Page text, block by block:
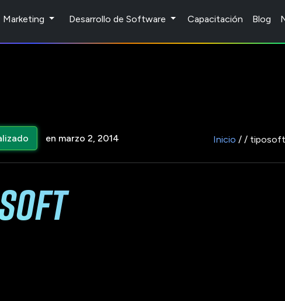
Marketing Desarrollo de Software Capacitación Blog
en marzo 2, 2014 Inicio / / tiposoft